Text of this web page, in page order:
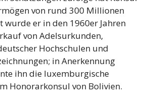
von rund 300 Millionen
wurde er in den 1960er Jahren
von Adelsurkunden,
Hochschulen und
in Anerkennung
ihn die luxemburgische
Honorarkonsul von Bolivien.